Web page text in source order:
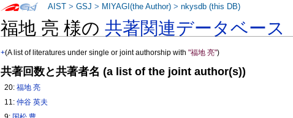
福地 亮 様の共著関連データベース
+(A list of literatures under single or joint authorship with"福地 亮")
共著回数と共著者名 (a list of the joint author(s))
20:福地 亮
11:仲谷 英夫
AIST >GSJ > MIYAGI(the Author) >nkysdb (this DB)